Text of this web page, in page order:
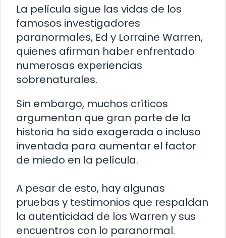
La película sigue las vidas de los
famosos investigadores
paranormales, Ed y Lorraine Warren,
quienes afirman haber enfrentado
numerosas experiencias
sobrenaturales.
Sin embargo, muchos críticos
argumentan que gran parte de la
historia ha sido exagerada o incluso
inventada para aumentar el factor
de miedo en la película.
A pesar de esto, hay algunas
pruebas y testimonios que respaldan
la autenticidad de los Warren y sus
encuentros con lo paranormal.